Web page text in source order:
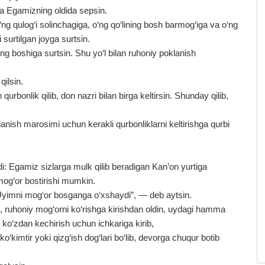
Egamizning oldida sepsin.
qulog‘i solinchagiga, o‘ng qo‘lining bosh barmog‘iga va o‘ng
surtilgan joyga surtsin.
boshiga surtsin. Shu yo‘l bilan ruhoniy poklanish
qilib, don nazri bilan birga keltirsin. Shunday qilib,
marosimi uchun kerakli qurbonliklarni keltirishga qurbi
Egamiz sizlarga mulk qilib beradigan Kan’on yurtiga
bostirishi mumkin.
mog‘or bosganga o‘xshaydi”, — deb aytsin.
mog‘orni ko‘rishga kirishdan oldin, uydagi hamma
kechirish uchun ichkariga kirib,
yoki qizg‘ish dog‘lari bo‘lib, devorga chuqur botib